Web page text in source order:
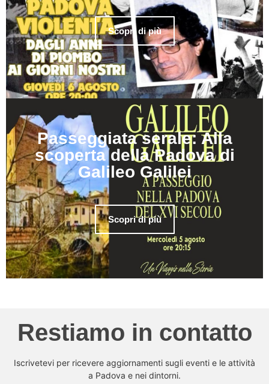
Scopri di più
Passeggiata serale: Alla
scoperta della Padova di
Galileo Galilei
Scopri di più
Restiamo in contatto
Iscrivetevi per ricevere aggiornamenti sugli eventi e le attività
a Padova e nei dintorni.